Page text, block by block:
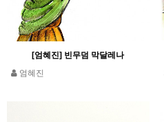
[엄혜진] 빈무덤 막달레나
엄혜진